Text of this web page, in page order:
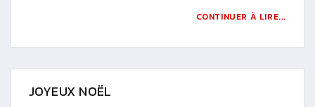
CONTINUER À LIRE...
JOYEUX NOËL